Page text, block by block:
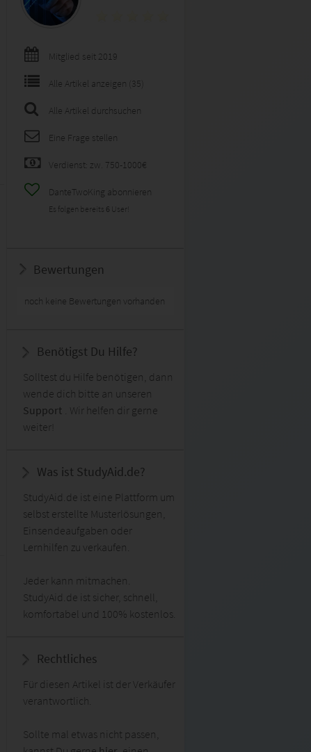
Mitglied seit 2019
Alle Artikel anzeigen (35)
Alle Artikel durchsuchen
Eine Frage stellen
Verdienst: zw. 750-1000€
DanteTwoKing abonnieren
Es folgen bereits 6 User!
Bewertungen
noch keine Bewertungen vorhanden
Benötigst Du Hilfe?
Solltest du Hilfe benötigen, dann
wende dich bitte an unseren
Support . Wir helfen dir gerne
weiter!
Was ist StudyAid.de?
StudyAid.de ist eine Plattform um
selbst erstellte Musterlösungen,
Einsendeaufgaben oder
Lernhilfen zu verkaufen.
Jeder kann mitmachen.
StudyAid.de ist sicher, schnell,
komfortabel und 100% kostenlos.
Rechtliches
Für diesen Artikel ist der Verkäufer
verantwortlich.
Sollte mal etwas nicht passen,